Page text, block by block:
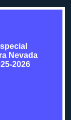
Nevada
2026